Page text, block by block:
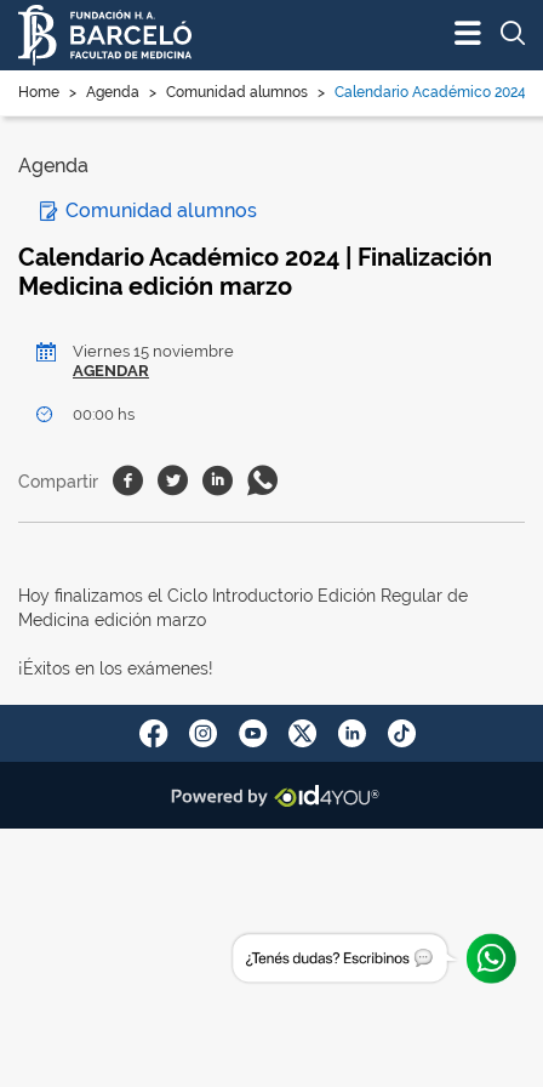
Home > Agenda > Comunidad alumnos > Calendario Académico 2024 |
Agenda
Comunidad alumnos
Calendario Académico 2024 | Finalización
Medicina edición marzo
Viernes 15 noviembre
AGENDAR
00:00 hs
Compartir Facebook
TwitterLinkedin
Whatsapp
Hoy finalizamos el Ciclo Introductorio Edición Regular de
Medicina edición marzo
¡Éxitos en los exámenes!